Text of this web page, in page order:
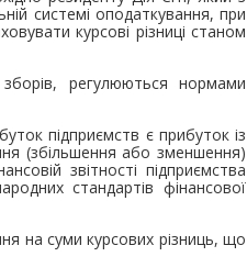
системі оподаткування, при
курсові різниці станом
регулюються нормами
підприємств є прибуток із
(збільшення або зменшення)
звітності підприємства
стандартів фінансової
на суми курсових різниць, що